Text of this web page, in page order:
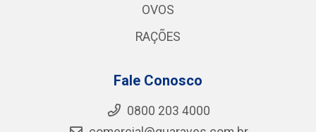
OVOS
RAÇÕES
Fale Conosco
0800 203 4000